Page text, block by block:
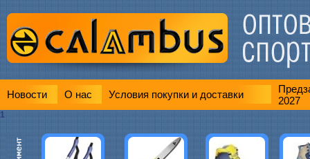
Новости О нас Условия покупки и доставки
2027
1